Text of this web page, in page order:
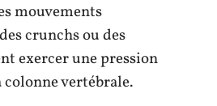
mouvements
crunchs ou des
exercer une pression
colonne vertébrale.